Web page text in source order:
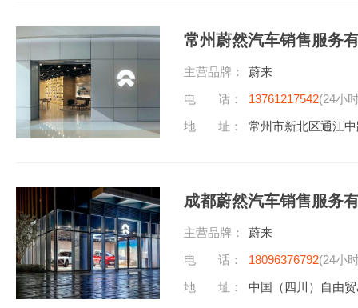
常州蔚然汽车销售服务
主营品牌：
蔚来
电 话：
13761217542(24小
地 址：
常州市新北区通江
成都蔚然汽车销售服务
主营品牌：
蔚来
电 话：
18096376792(24小
地 址：
中国（四川）自由